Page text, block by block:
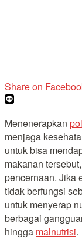
Share on
Menenerapkan
menjaga
untuk bisa
makanan
pencernaan. Jika
tidak berfungsi
untuk menyerap
berbagai
hingga malnutrisi.